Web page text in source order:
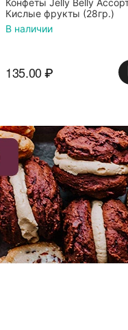
Пряники Хлебный Дом
Классические, 300 г
В наличии
65.00₽